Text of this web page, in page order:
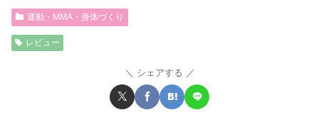
運動・MMA・身体づくり
レビュー
シェアする